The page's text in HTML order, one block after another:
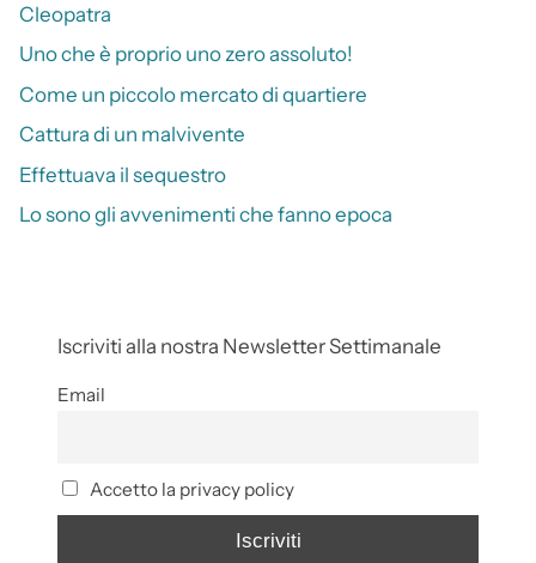
Cleopatra
Uno che è proprio uno zero assoluto!
Come un piccolo mercato di quartiere
Cattura di un malvivente
Effettuava il sequestro
Lo sono gli avvenimenti che fanno epoca
Iscriviti alla nostra Newsletter Settimanale
Email
Accetto la privacy policy